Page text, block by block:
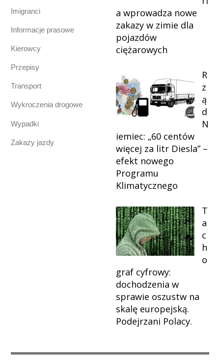
Imigranci
Informacje prasowe
Kierowcy
Przepisy
Transport
Wykroczenia drogowe
Wypadki
Zakazy jazdy
a wprowadza nowe
zakazy w zimie dla
pojazdów
ciężarowych
R
z
ą
d
N
iemiec: „60 centów
więcej za litr Diesla” –
efekt nowego
Programu
Klimatycznego
T
a
c
h
o
graf cyfrowy:
dochodzenia w
sprawie oszustw na
skalę europejską.
Podejrzani Polacy.